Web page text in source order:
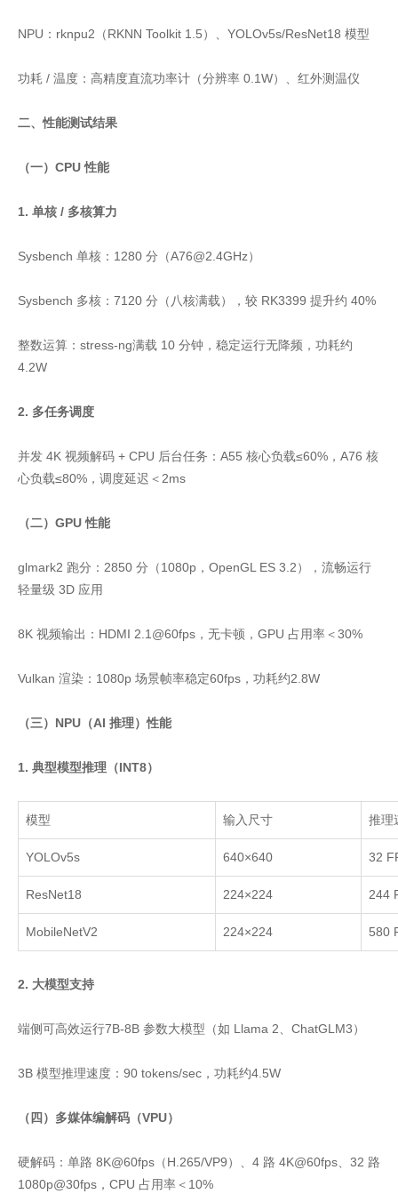
NPU：rknpu2（RKNN Toolkit 1.5）、YOLOv5s/ResNet18 模型
功耗 / 温度：高精度直流功率计（分辨率 0.1W）、红外测温仪
二、性能测试结果
（一）CPU 性能
1. 单核 / 多核算力
Sysbench 单核：1280 分（A76@2.4GHz）
Sysbench 多核：7120 分（八核满载），较 RK3399 提升约 40%
整数运算：stress‑ng满载 10 分钟，稳定运行无降频，功耗约
4.2W
2. 多任务调度
并发 4K 视频解码 + CPU 后台任务：A55 核心负载≤60%，A76 核
心负载≤80%，调度延迟＜2ms
（二）GPU 性能
glmark2 跑分：2850 分（1080p，OpenGL ES 3.2），流畅运行
轻量级 3D 应用
8K 视频输出：HDMI 2.1@60fps，无卡顿，GPU 占用率＜30%
Vulkan 渲染：1080p 场景帧率稳定60fps，功耗约2.8W
（三）NPU（AI 推理）性能
1. 典型模型推理（INT8）
模型 输入尺寸 推理
YOLOv5s 640×640 32
ResNet18 224×224 244
MobileNetV2 224×224 580
2. 大模型支持
端侧可高效运行7B‑8B 参数大模型（如 Llama 2、ChatGLM3）
3B 模型推理速度：90 tokens/sec，功耗约4.5W
（四）多媒体编解码（VPU）
硬解码：单路 8K@60fps（H.265/VP9）、4 路 4K@60fps、32 路
1080p@30fps，CPU 占用率＜10%